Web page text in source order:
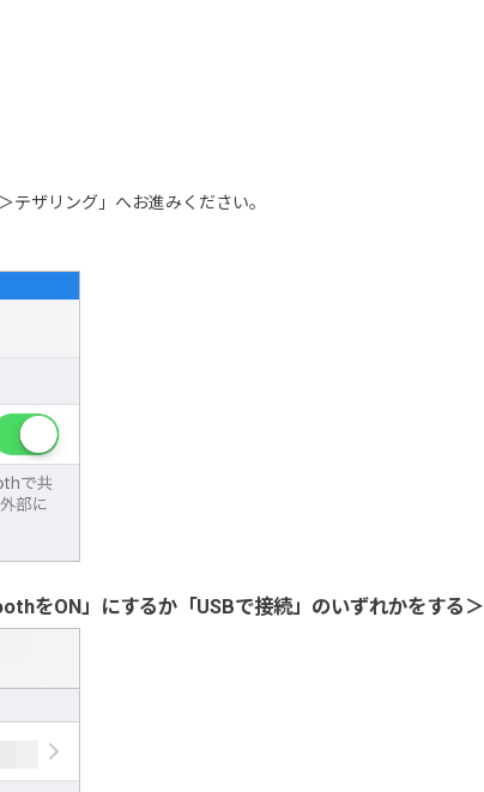
ザリング」へお進みください。
をON」にするか「USBで接続」のいずれかをする＞